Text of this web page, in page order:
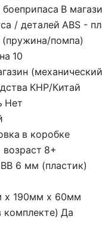
В
/ деталей ABS -
(пружина/помпа)
10
КНР/Китай
Нет
в коробке
8+
BB 6 мм (пластик)
х 190мм х 60мм
Да